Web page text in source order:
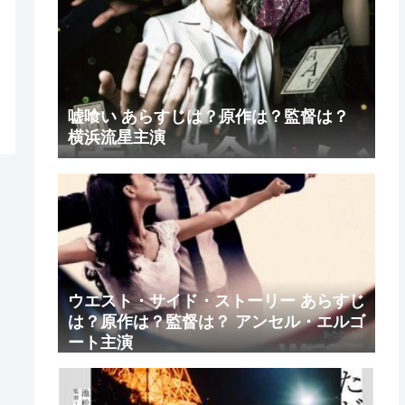
嘘喰い あらすじは？原作は？監督は？
横浜流星主演
ウエスト・サイド・ストーリー あらすじ
は？原作は？監督は？ アンセル・エルゴ
ート主演